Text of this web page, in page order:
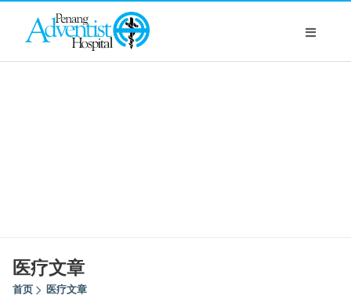
医疗文章
首页 医疗文章